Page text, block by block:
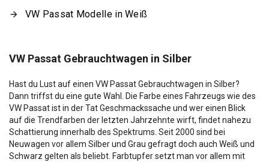
VW Passat Modelle in Weiß
VW Passat Gebrauchtwagen in Silber
Hast du Lust auf einen VW Passat Gebrauchtwagen in Silber?
Dann triffst du eine gute Wahl. Die Farbe eines Fahrzeugs wie des
VW Passat ist in der Tat Geschmackssache und wer einen Blick
auf die Trendfarben der letzten Jahrzehnte wirft, findet nahezu
Schattierung innerhalb des Spektrums. Seit 2000 sind bei
Neuwagen vor allem Silber und Grau gefragt doch auch Weiß und
Schwarz gelten als beliebt. Farbtupfer setzt man vor allem mit